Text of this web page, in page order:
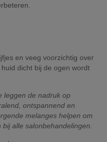
en veeg voorzichtig over
dicht bij de ogen wordt
leggen de nadruk op
ontspannend en
melanges helpen om
alle salonbehandelingen.